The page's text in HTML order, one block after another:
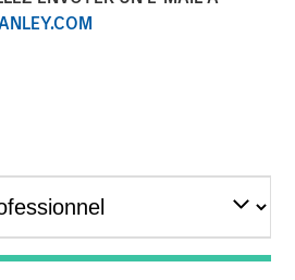
to capitalise on huge,
23, 2024
, today announces a Series C
The round was led by
(TVG), part of the C$250bn